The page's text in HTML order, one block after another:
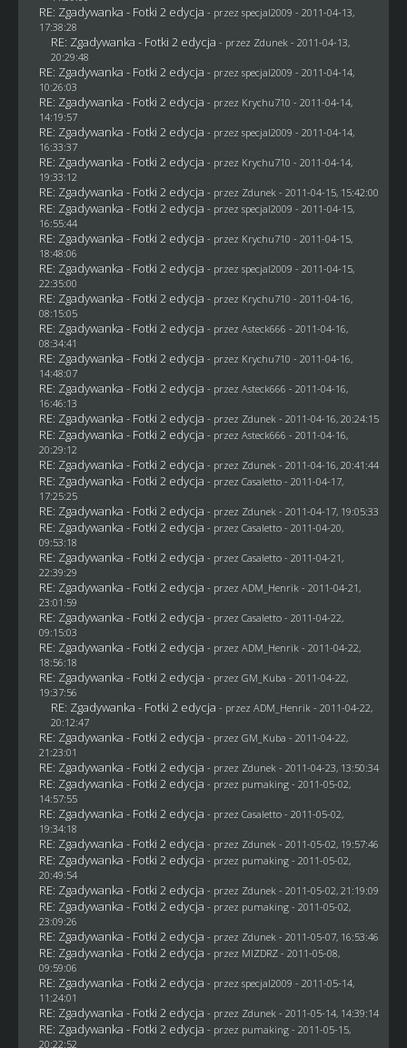
RE: Zgadywanka - Fotki 2 edycja - przez specjal2009 - 2011-04-13,
17:38:28
RE: Zgadywanka - Fotki 2 edycja - przez Zdunek - 2011-04-13,
20:29:48
RE: Zgadywanka - Fotki 2 edycja - przez specjal2009 - 2011-04-14,
10:26:03
RE: Zgadywanka - Fotki 2 edycja - przez Krychu710 - 2011-04-14,
14:19:57
RE: Zgadywanka - Fotki 2 edycja - przez specjal2009 - 2011-04-14,
16:33:37
RE: Zgadywanka - Fotki 2 edycja - przez Krychu710 - 2011-04-14,
19:33:12
RE: Zgadywanka - Fotki 2 edycja - przez Zdunek - 2011-04-15, 15:42:00
RE: Zgadywanka - Fotki 2 edycja - przez specjal2009 - 2011-04-15,
16:55:44
RE: Zgadywanka - Fotki 2 edycja - przez Krychu710 - 2011-04-15,
18:48:06
RE: Zgadywanka - Fotki 2 edycja - przez specjal2009 - 2011-04-15,
22:35:00
RE: Zgadywanka - Fotki 2 edycja - przez Krychu710 - 2011-04-16,
08:15:05
RE: Zgadywanka - Fotki 2 edycja - przez Asteck666 - 2011-04-16,
08:34:41
RE: Zgadywanka - Fotki 2 edycja - przez Krychu710 - 2011-04-16,
14:48:07
RE: Zgadywanka - Fotki 2 edycja - przez Asteck666 - 2011-04-16,
16:46:13
RE: Zgadywanka - Fotki 2 edycja - przez Zdunek - 2011-04-16, 20:24:15
RE: Zgadywanka - Fotki 2 edycja - przez Asteck666 - 2011-04-16,
20:29:12
RE: Zgadywanka - Fotki 2 edycja - przez Zdunek - 2011-04-16, 20:41:44
RE: Zgadywanka - Fotki 2 edycja - przez Casaletto- 2011-04-17,
17:25:25
RE: Zgadywanka - Fotki 2 edycja - przez Zdunek - 2011-04-17, 19:05:33
RE: Zgadywanka - Fotki 2 edycja - przez Casaletto- 2011-04-20,
09:53:18
RE: Zgadywanka - Fotki 2 edycja - przez Casaletto- 2011-04-21,
22:39:29
RE: Zgadywanka - Fotki 2 edycja - przez ADM_Henrik - 2011-04-21,
23:01:59
RE: Zgadywanka - Fotki 2 edycja - przez Casaletto- 2011-04-22,
09:15:03
RE: Zgadywanka - Fotki 2 edycja - przez ADM_Henrik - 2011-04-22,
18:56:18
RE: Zgadywanka - Fotki 2 edycja - przez GM_Kuba - 2011-04-22,
19:37:56
RE: Zgadywanka - Fotki 2 edycja - przez ADM_Henrik - 2011-04-22,
20:12:47
RE: Zgadywanka - Fotki 2 edycja - przez GM_Kuba - 2011-04-22,
21:23:01
RE: Zgadywanka - Fotki 2 edycja - przez Zdunek - 2011-04-23, 13:50:34
RE: Zgadywanka - Fotki 2 edycja - przez pumaking- 2011-05-02,
14:57:55
RE: Zgadywanka - Fotki 2 edycja - przez Casaletto- 2011-05-02,
19:34:18
RE: Zgadywanka - Fotki 2 edycja - przez Zdunek - 2011-05-02, 19:57:46
RE: Zgadywanka - Fotki 2 edycja - przez pumaking- 2011-05-02,
20:49:54
RE: Zgadywanka - Fotki 2 edycja - przez Zdunek - 2011-05-02, 21:19:09
RE: Zgadywanka - Fotki 2 edycja - przez pumaking- 2011-05-02,
23:09:26
RE: Zgadywanka - Fotki 2 edycja - przez Zdunek - 2011-05-07, 16:53:46
RE: Zgadywanka - Fotki 2 edycja - przez MIZDRZ- 2011-05-08,
09:59:06
RE: Zgadywanka - Fotki 2 edycja - przez specjal2009 - 2011-05-14,
11:24:01
RE: Zgadywanka - Fotki 2 edycja - przez Zdunek - 2011-05-14, 14:39:14
RE: Zgadywanka - Fotki 2 edycja - przez pumaking- 2011-05-15,
20:22:52